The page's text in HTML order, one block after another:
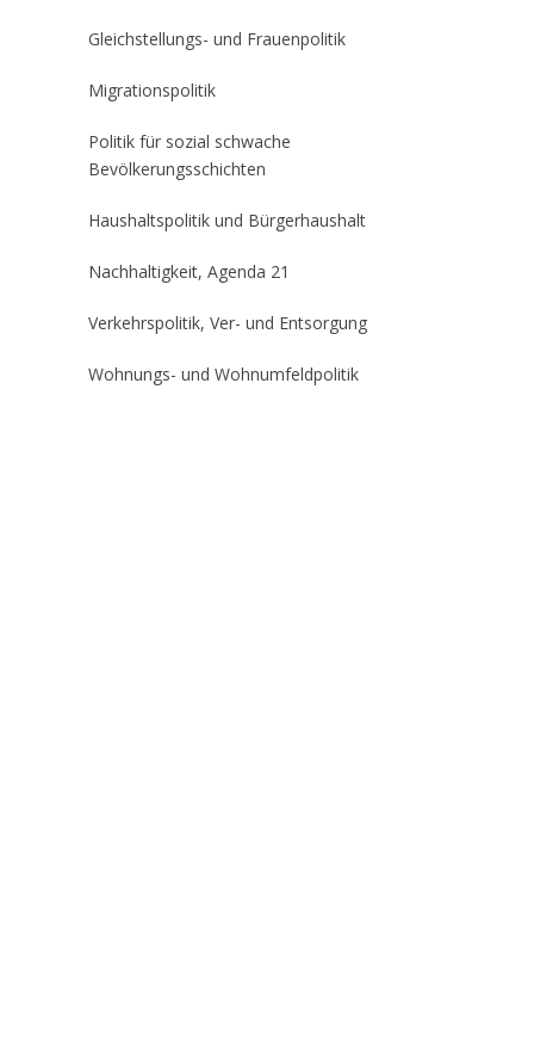
Gleichstellungs- und Frauenpolitik
Migrationspolitik
Politik für sozial schwache
Bevölkerungsschichten
Haushaltspolitik und Bürgerhaushalt
Nachhaltigkeit, Agenda 21
Verkehrspolitik, Ver- und Entsorgung
Wohnungs- und Wohnumfeldpolitik